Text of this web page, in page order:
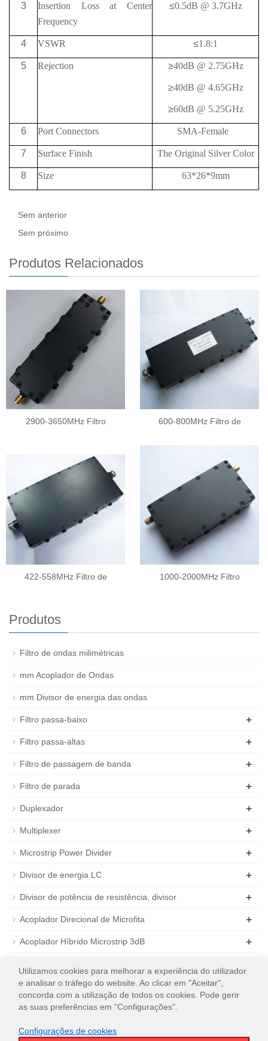
3
Insertion Loss at Center
Frequency
≤0.5dB @ 3.7GHz
4 VSWR ≤1.8:1
5 Rejection ≥40dB @ 2.75GHz
≥40dB @ 4.65GHz
≥60dB @ 5.25GHz
6 Port Connectors SMA-Female
7 Surface Finish The Original Silver Color
8 Size 63*26*9mm
Sem anterior
Sem próximo
Produtos Relacionados
2900-3650MHz Filtro 600-800MHz Filtro de
422-558MHz Filtro de 1000-2000MHz Filtro
Produtos
Filtro de ondas milimétricas
mm Acoplador de Ondas
mm Divisor de energia das ondas
Filtro passa-baixo +
Filtro passa-altas +
Filtro de passagem de banda +
Filtro de parada +
Duplexador +
Multiplexer +
Microstrip Power Divider +
Divisor de energia LC +
Divisor de potência de resistência, divisor +
Acoplador Direcional de Microfita +
Acoplador Híbrido Microstrip 3dB +
Carga de RF coaxial
Utilizamos cookies para melhorar a experiência do utilizador
e analisar o tráfego do website. Ao clicar em "Aceitar",
concorda com a utilização de todos os cookies. Pode gerir
as suas preferências em "Configurações".
Configurações de cookies